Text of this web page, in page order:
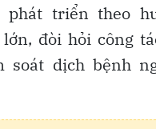
phát triển theo
đòi hỏi công
soát dịch bệnh